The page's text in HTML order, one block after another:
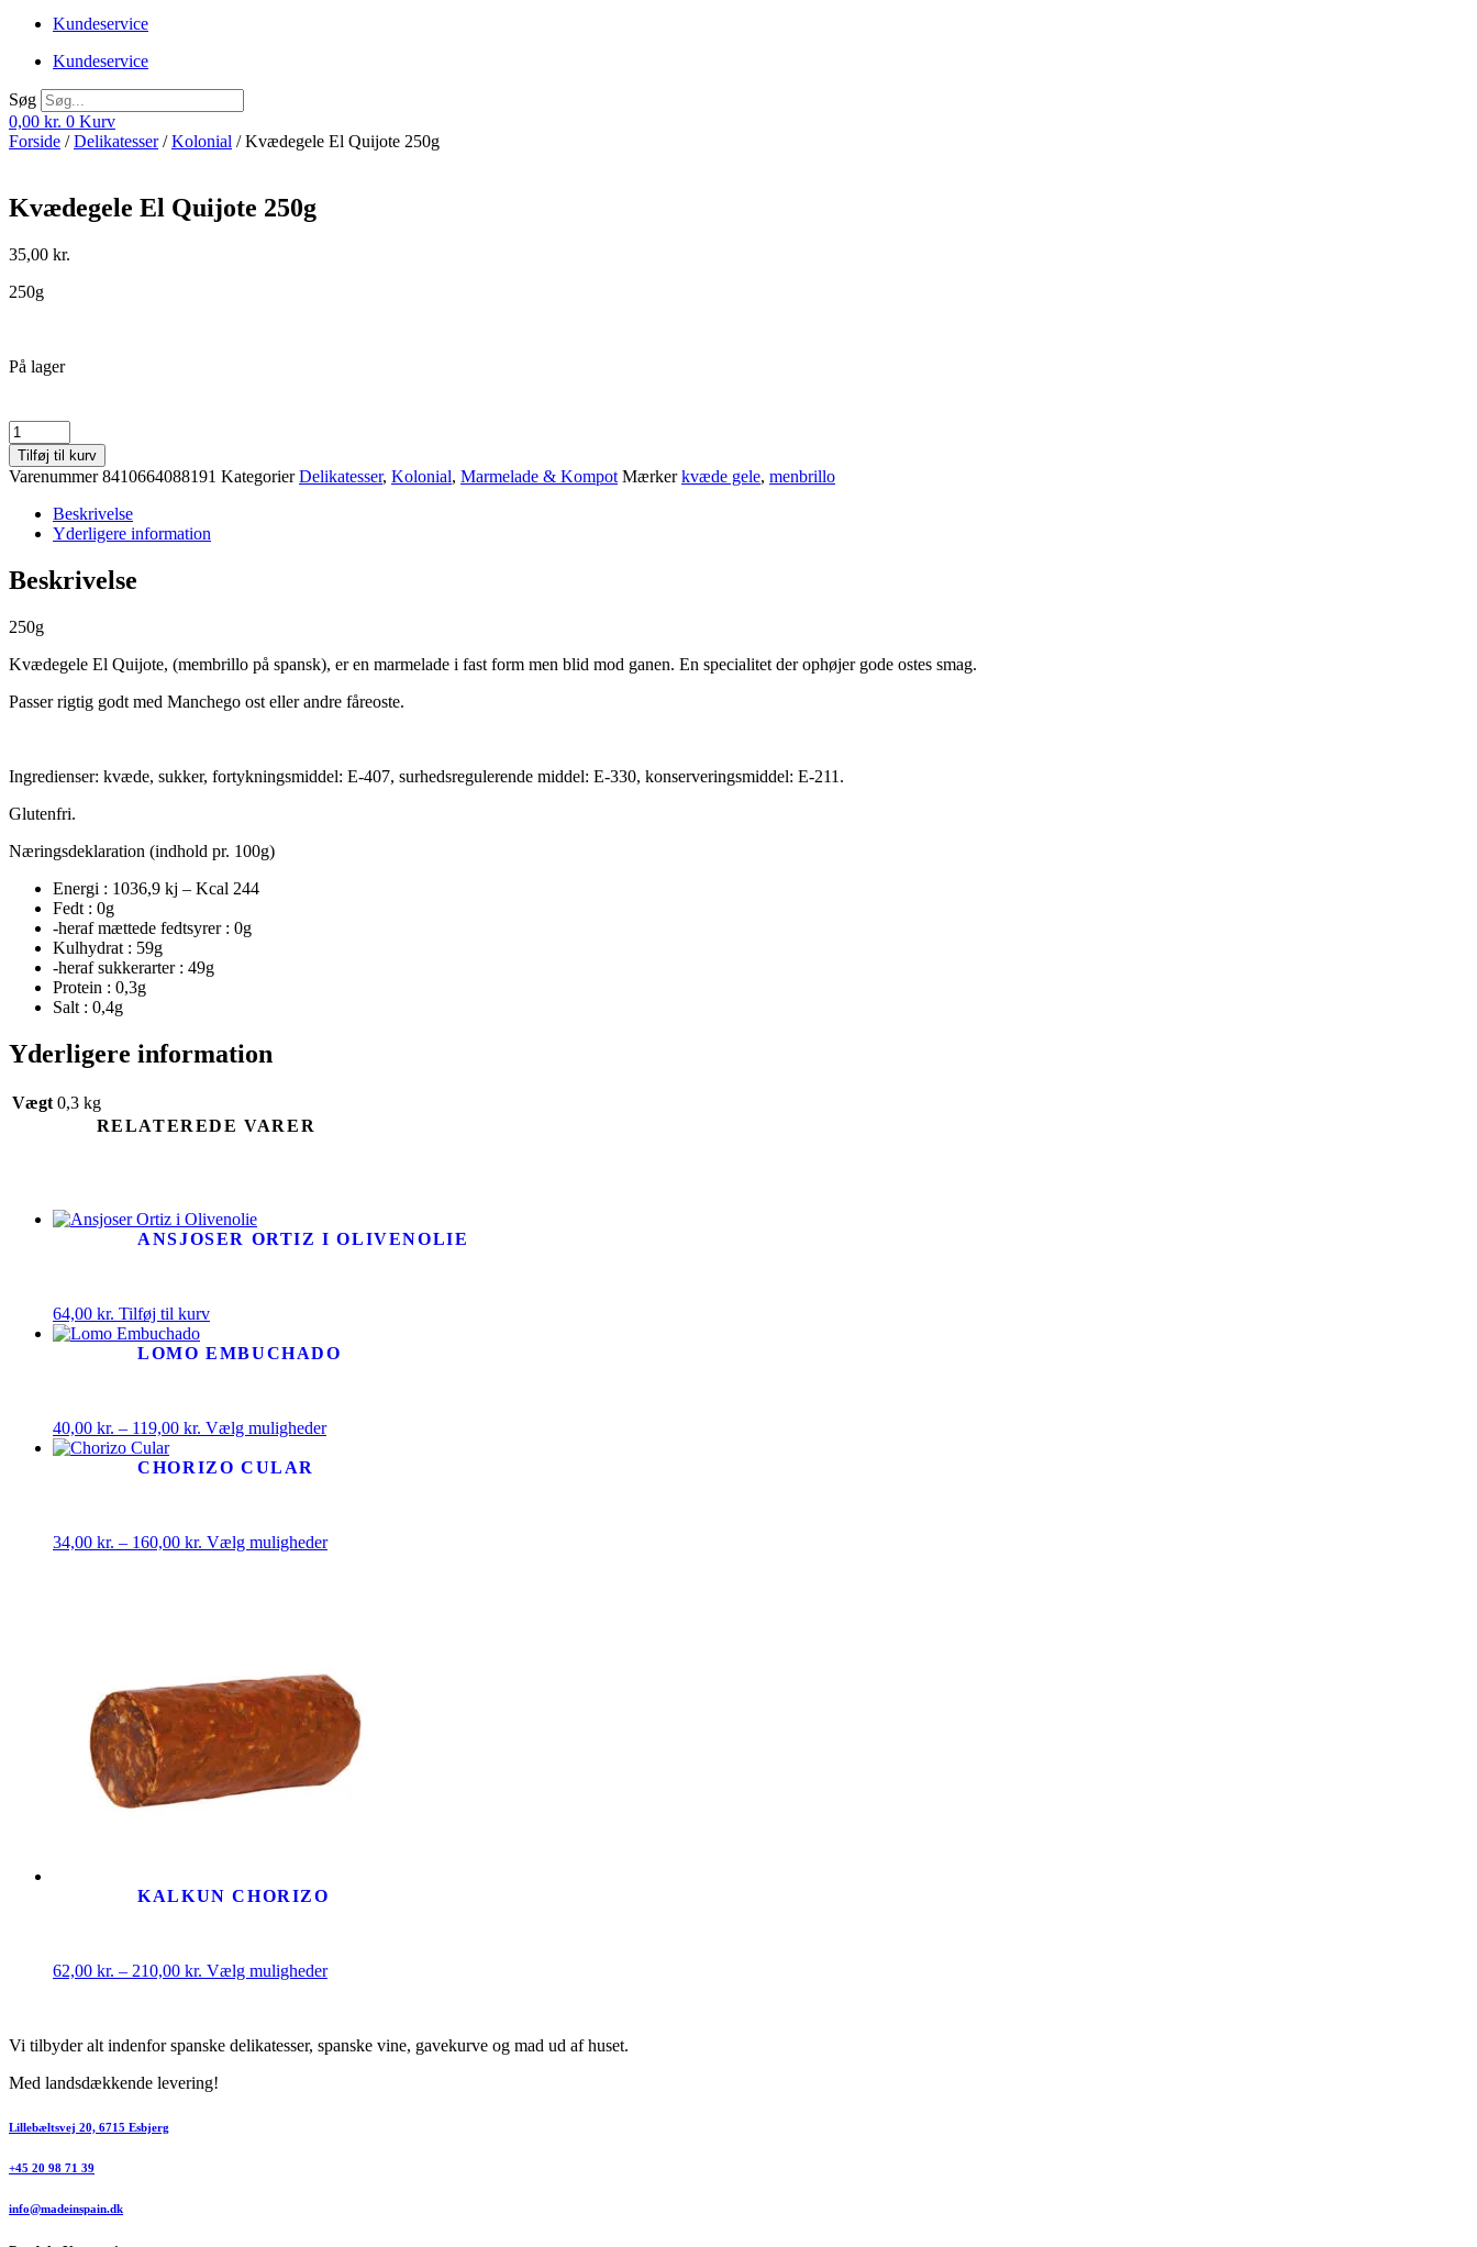
Kundeservice
Kundeservice
Søg
0,00 kr. 0 Kurv
Forside /Delikatesser/Kolonial / Kvædegele El Quijote 250g
Kvædegele El Quijote 250g
35,00 kr.
250g
På lager
Kvædegele
El
Quijote
250g
antal
Tilføj til kurv
Varenummer8410664088191 Kategorier Delikatesser, Kolonial, Marmelade & Kompot Mærker kvæde gele, menbrillo
Beskrivelse
Yderligere information
Beskrivelse
250g
Kvædegele El Quijote, (membrillo på spansk), er en marmelade i fast form men blid mod ganen. En specialitet der ophøjer gode ostes smag.
Passer rigtig godt med Manchego ost eller andre fåreoste.
Ingredienser: kvæde, sukker, fortykningsmiddel: E-407, surhedsregulerende middel: E-330, konserveringsmiddel: E-211.
Glutenfri.
Næringsdeklaration (indhold pr. 100g)
Energi : 1036,9 kj – Kcal 244
Fedt : 0g
-heraf mættede fedtsyrer : 0g
Kulhydrat : 59g
-heraf sukkerarter : 49g
Protein : 0,3g
Salt : 0,4g
Yderligere information
Vægt 0,3 kg
RELATEREDE VARER
ANSJOSER ORTIZ I OLIVENOLIE
64,00 kr. Tilføj til kurv
LOMO EMBUCHADO
40,00 kr. – 119,00 kr. Prisinterval:
til
Vælg mulighederDette
kan
CHORIZO CULAR
34,00 kr. – 160,00 kr. Prisinterval:
Vælg mulighederDette
vælges
på
varesiden
KALKUN CHORIZO
62,00 kr. – 210,00 kr. Prisinterval:
Vælg mulighederDette
varianter.
Vi tilbyder alt indenfor spanske delikatesser, spanske vine, gavekurve og mad ud af huset.
Med landsdækkende levering!
Lillebæltsvej 20, 6715 Esbjerg
+45 20 98 71 39
info@madeinspain.dk